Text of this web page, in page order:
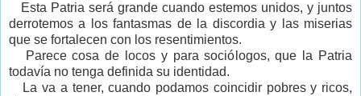
Esta Patria será grande cuando estemos unidos, y juntos
derrotemos a los fantasmas de la discordia y las miserias
que se fortalecen con los resentimientos.
Parece cosa de locos y para sociólogos, que la Patria
todavía no tenga definida su identidad.
La va a tener, cuando podamos coincidir pobres y ricos,